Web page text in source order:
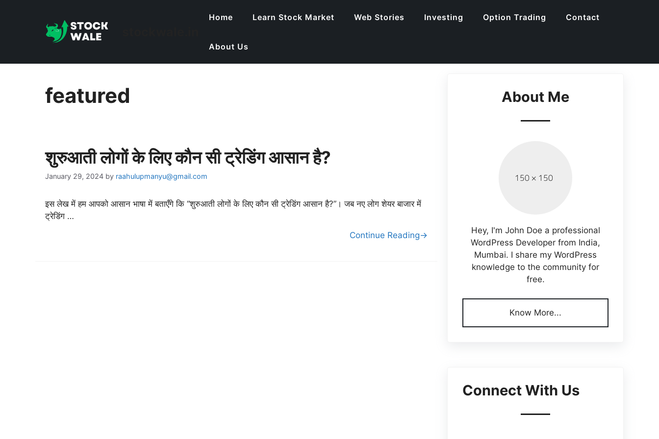
Home Learn Stock Market Web Stories Investing Option Trading Contact
About Us
featured
शुरुआती लोगों के लिए कौन सी ट्रेडिंग आसान है?
January 29, 2024 by raahulupmanyu@gmail.com
इस लेख में हम आपको आसान भाषा में बताएँगे कि “शुरुआती लोगों के लिए कौन सी ट्रेडिंग आसान है?”। जब नए लोग शेयर बाजार में
ट्रेडिंग …
Continue Reading→
About Me
Hey, I'm John Doe a professional
WordPress Developer from India,
Mumbai. I share my WordPress
knowledge to the community for
free.
Know More...
Connect With Us